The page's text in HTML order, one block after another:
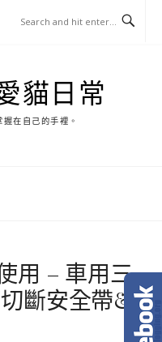
貓日常
在自己的手裡。
用 – 車用三
斷安全帶&